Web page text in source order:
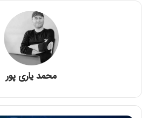
محمد یاری پور